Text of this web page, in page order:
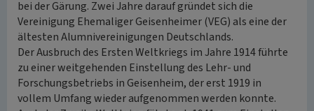
bei der Gärung. Zwei Jahre darauf gründet sich die
Vereinigung Ehemaliger Geisenheimer (VEG) als eine der
ältesten Alumnivereinigungen Deutschlands.
Der Ausbruch des Ersten Weltkriegs im Jahre 1914 führte
zu einer weitgehenden Einstellung des Lehr- und
Forschungsbetriebs in Geisenheim, der erst 1919 in
vollem Umfang wieder aufgenommen werden konnte.